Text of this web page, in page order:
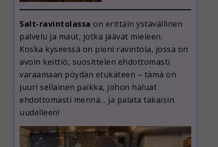
Salt-ravintolassa on erittäin ystävällinen
palvelu ja maut, jotka jäävät mieleen.
Koska kyseessä on pieni ravintola, jossa on
avoin keittiö, suosittelen ehdottomasti
varaamaan pöydän etukäteen – tämä on
juuri sellainen paikka, johon haluat
ehdottomasti mennä… ja palata takaisin
uudelleen!